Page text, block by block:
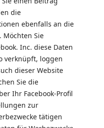
die
ebenfalls an die
Möchten Sie
Inc. diese Daten
verknüpft, loggen
dieser Website
Sie die
Ihr Facebook-Profil
zur
tätigen